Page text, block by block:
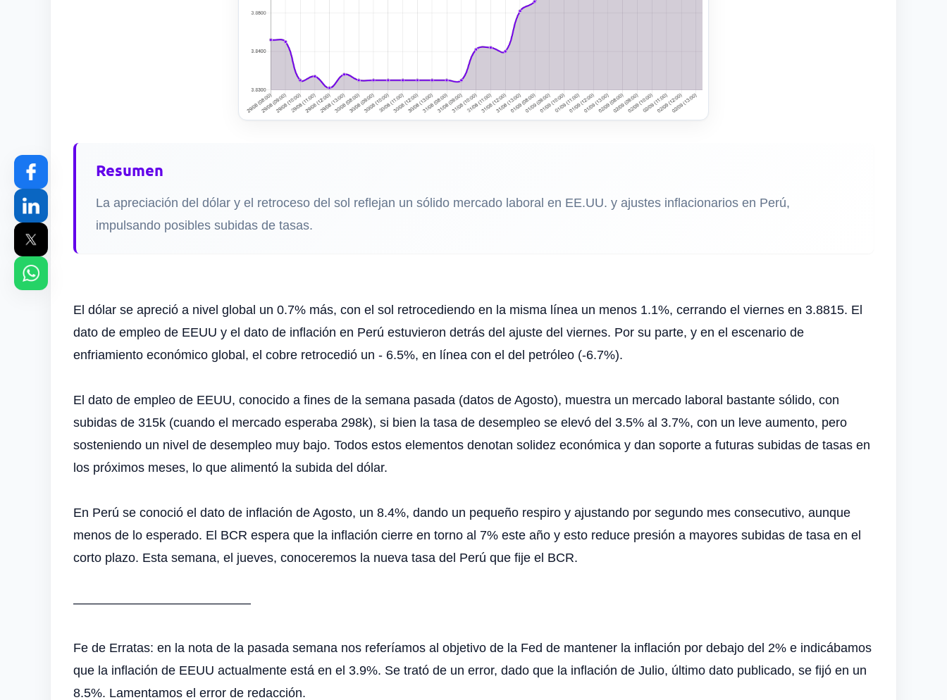
Resumen
La apreciación del dólar y el retroceso del sol reflejan un sólido mercado laboral en EE.UU. y ajustes inflacionarios en Perú,
impulsando posibles subidas de tasas.
El dólar se apreció a nivel global un 0.7% más, con el sol retrocediendo en la misma línea un menos 1.1%, cerrando el viernes en 3.8815. El
dato de empleo de EEUU y el dato de inflación en Perú estuvieron detrás del ajuste del viernes. Por su parte, y en el escenario de
enfriamiento económico global, el cobre retrocedió un - 6.5%, en línea con el del petróleo (-6.7%).
El dato de empleo de EEUU, conocido a fines de la semana pasada (datos de Agosto), muestra un mercado laboral bastante sólido, con
subidas de 315k (cuando el mercado esperaba 298k), si bien la tasa de desempleo se elevó del 3.5% al 3.7%, con un leve aumento, pero
sosteniendo un nivel de desempleo muy bajo. Todos estos elementos denotan solidez económica y dan soporte a futuras subidas de tasas en
los próximos meses, lo que alimentó la subida del dólar.
En Perú se conoció el dato de inflación de Agosto, un 8.4%, dando un pequeño respiro y ajustando por segundo mes consecutivo, aunque
menos de lo esperado. El BCR espera que la inflación cierre en torno al 7% este año y esto reduce presión a mayores subidas de tasa en el
corto plazo. Esta semana, el jueves, conoceremos la nueva tasa del Perú que fije el BCR.
——————————————
Fe de Erratas: en la nota de la pasada semana nos referíamos al objetivo de la Fed de mantener la inflación por debajo del 2% e indicábamos
que la inflación de EEUU actualmente está en el 3.9%. Se trató de un error, dado que la inflación de Julio, último dato publicado, se fijó en un
8.5%. Lamentamos el error de redacción.